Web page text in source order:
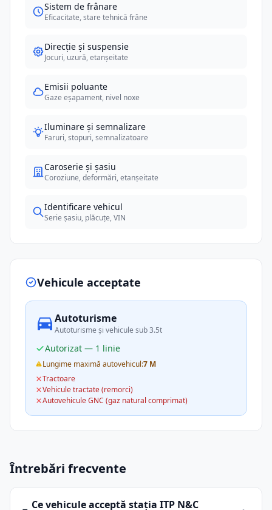
Sistem de frânare
Eficacitate, stare tehnică frâne
Direcție și suspensie
Jocuri, uzură, etanșeitate
Emisii poluante
Gaze eșapament, nivel noxe
Iluminare și semnalizare
Faruri, stopuri, semnalizatoare
Caroserie și șasiu
Coroziune, deformări, etanșeitate
Identificare vehicul
Serie șasiu, plăcuțe, VIN
Vehicule acceptate
Autoturisme
Autoturisme și vehicule sub 3.5t
Autorizat — 1 linie
Lungime maximă autovehicul:7 M
Tractoare
Vehicule tractate (remorci)
Autovehicule GNC (gaz natural comprimat)
Întrebări frecvente
Ce vehicule acceptă stația ITP N&C